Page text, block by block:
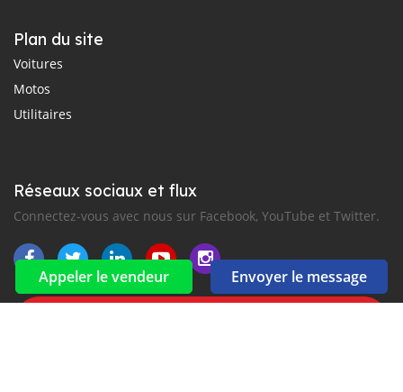
Appeler le vendeur Envoyer le message
Plan du site
Voitures
Motos
Utilitaires
Réseaux sociaux et flux
Connectez-vous avec nous sur Facebook, YouTube et Twitter.